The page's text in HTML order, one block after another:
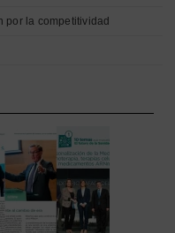
por la competitividad